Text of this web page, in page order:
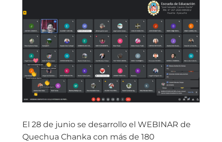
El 28 de junio se desarrollo el WEBINAR de
Quechua Chanka con más de 180